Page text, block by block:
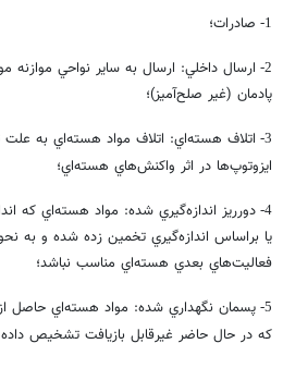
1- صادرات؛
2-
ارسال داخلي: ارسال به ساير نواحي
پادمان (غير صلح‌آميز)؛
3-
اتلاف هسته‌اي: اتلاف مواد هسته‌اي به علت
ايزوتوپ‌ها در اثر واكنش‌هاي هسته‌اي؛
4- دورريز اندازه‌گيري شده: مواد هسته‌اي كه
يا براساس اندازه‌گيري تخمين زده شده و به
فعاليت‌هاي بعدي هسته‌اي مناسب نباشد؛
5- پسمان نگهداري شده: مواد هسته‌اي حاصل از
كه در حال حاضر غيرقابل بازيافت تشخيص داده